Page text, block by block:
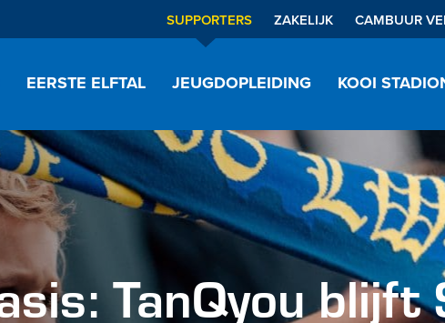
SUPPORTERS ZAKELIJK CAMBUUR
EERSTE ELFTAL JEUGDOPLEIDING KOOI
TanQyou blijft